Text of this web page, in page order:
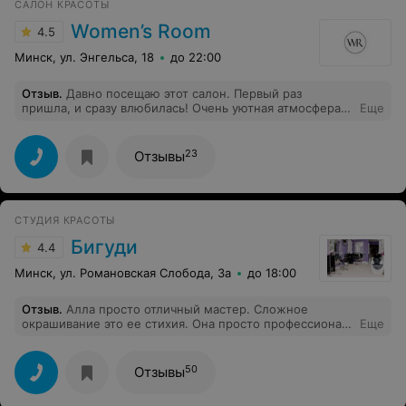
САЛОН КРАСОТЫ
4.5 Women’s Room
Минск, ул. Энгельса, 18 до 22:00
Отзыв. Давно посещаю этот салон. Первый раз
пришла, и сразу влюбилась! Очень уютная атмосфера,
образ, о котором мечтаешь! Всем советую хотя бы раз
посетить этот салон и вы уже не пойдете никуда!
Еще
Отзывы23
СТУДИЯ КРАСОТЫ
4.4 Бигуди
Минск, ул. Романовская Слобода, 3а до 18:00
Отзыв. Алла просто отличный мастер. Сложное
окрашивание это ее стихия. Она просто профессионал
в светлый без неприятных сюрпризов- тогда вам к
Алле
Еще
Отзывы50